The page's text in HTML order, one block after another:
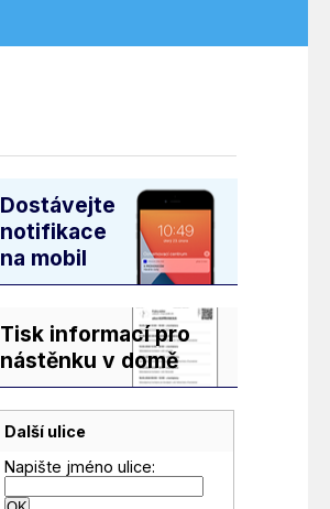
Dostávejte
notifikace
na mobil
Tisk informací pro
nástěnku v domě
Další ulice
Napište jméno ulice: